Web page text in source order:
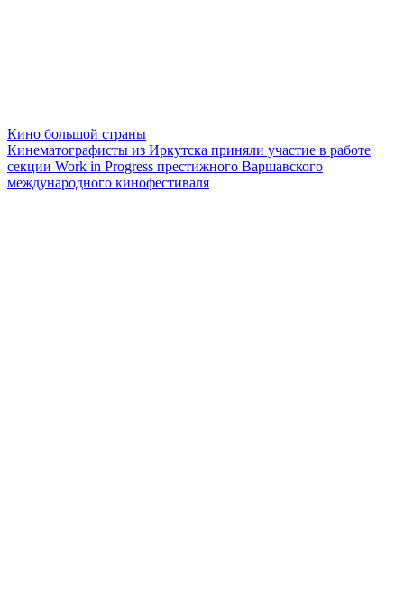
Кино большой страны
Кинематографисты из Иркутска приняли участие в работе
секции Work in Progress престижного Варшавского
международного кинофестиваля